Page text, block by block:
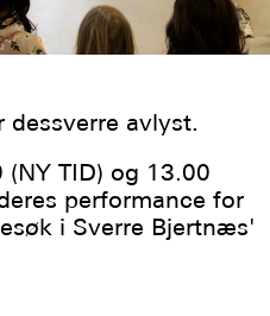
dessverre avlyst.
TID) og 13.00
performance for
i Sverre Bjertnæs'